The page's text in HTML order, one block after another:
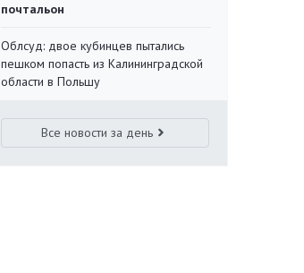
почтальон
Облсуд: двое кубинцев пытались
пешком попасть из Калининградской
области в Польшу
Все новости за день